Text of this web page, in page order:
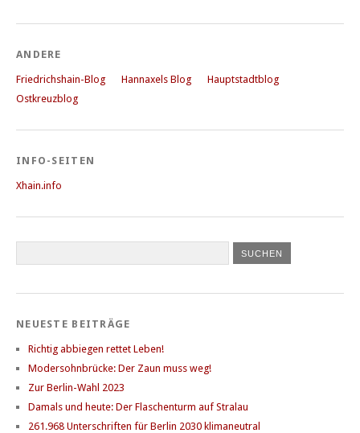
ANDERE
Friedrichshain-Blog Hannaxels Blog
Hauptstadtblog
Ostkreuzblog
INFO-SEITEN
Xhain.info
NEUESTE BEITRÄGE
Richtig abbiegen rettet Leben!
Modersohnbrücke: Der Zaun muss weg!
Zur Berlin-Wahl 2023
Damals und heute: Der Flaschenturm auf Stralau
261.968 Unterschriften für Berlin 2030 klimaneutral